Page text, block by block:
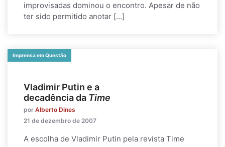
improvisadas dominou o encontro. Apesar de não
ter sido permitido anotar […]
Imprensa em Questão
Vladimir Putin e a
decadência da Time
por Alberto Dines
21 de dezembro de 2007
A escolha de Vladimir Putin pela revista Time